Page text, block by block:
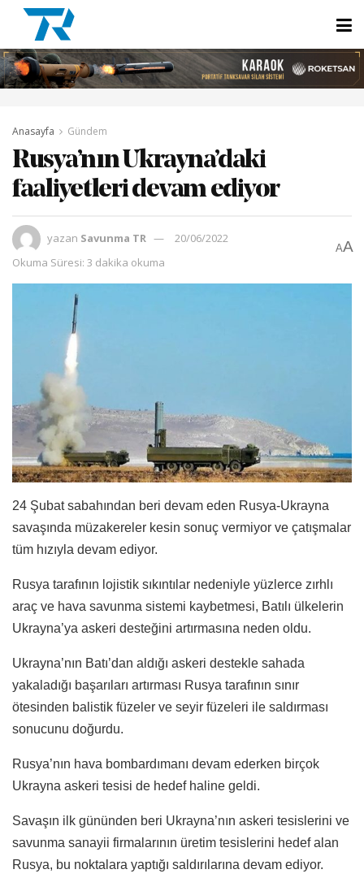
Anasayfa Gündem
Rusya’nın Ukrayna’daki
faaliyetleri devam ediyor
yazan Savunma TR
20/06/2022
Okuma Süresi: 3 dakika okuma
AA
24 Şubat sabahından beri devam eden Rusya-Ukrayna
savaşında müzakereler kesin sonuç vermiyor ve çatışmalar
tüm hızıyla devam ediyor.
Rusya tarafının lojistik sıkıntılar nedeniyle yüzlerce zırhlı
araç ve hava savunma sistemi kaybetmesi, Batılı ülkelerin
Ukrayna’ya askeri desteğini artırmasına neden oldu.
Ukrayna’nın Batı’dan aldığı askeri destekle sahada
yakaladığı başarıları artırması Rusya tarafının sınır
ötesinden balistik füzeler ve seyir füzeleri ile saldırması
sonucunu doğurdu.
Rusya’nın hava bombardımanı devam ederken birçok
Ukrayna askeri tesisi de hedef haline geldi.
Savaşın ilk gününden beri Ukrayna’nın askeri tesislerini ve
savunma sanayii firmalarının üretim tesislerini hedef alan
Rusya, bu noktalara yaptığı saldırılarına devam ediyor.